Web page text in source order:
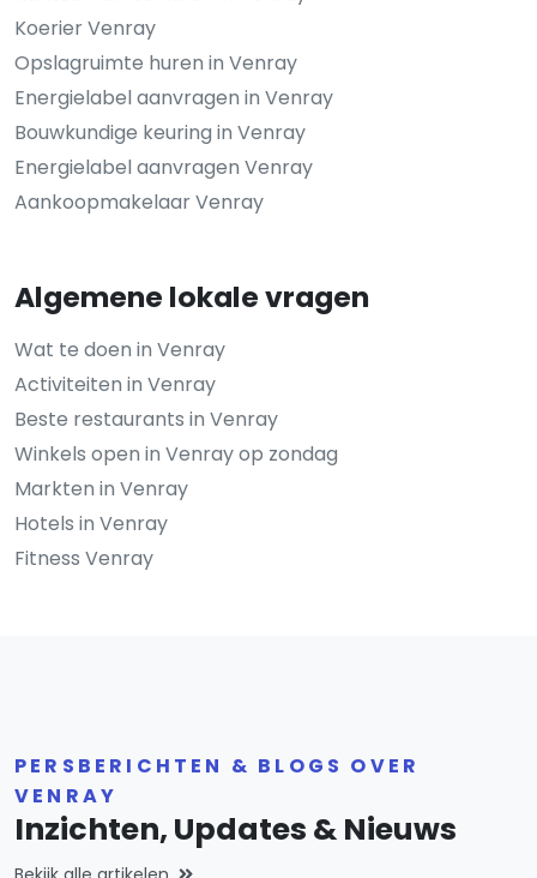
Koerier Venray
Opslagruimte huren in Venray
Energielabel aanvragen in Venray
Bouwkundige keuring in Venray
Energielabel aanvragen Venray
Aankoopmakelaar Venray
Algemene lokale vragen
Wat te doen in Venray
Activiteiten in Venray
Beste restaurants in Venray
Winkels open in Venray op zondag
Markten in Venray
Hotels in Venray
Fitness Venray
PERSBERICHTEN & BLOGS OVER
VENRAY
Inzichten, Updates & Nieuws